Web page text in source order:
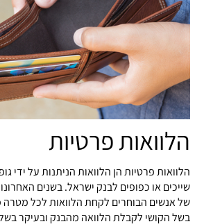
הלוואות פרטיות
הלוואות פרטיות הן הלוואות הניתנות על ידי
שייכים או כפופים לבנק ישראל. בשנים
של אנשים הבוחרים לקחת הלוואות לכל מטרה
בשל הקושי לקבלת הלוואה מהבנק ובעיקר